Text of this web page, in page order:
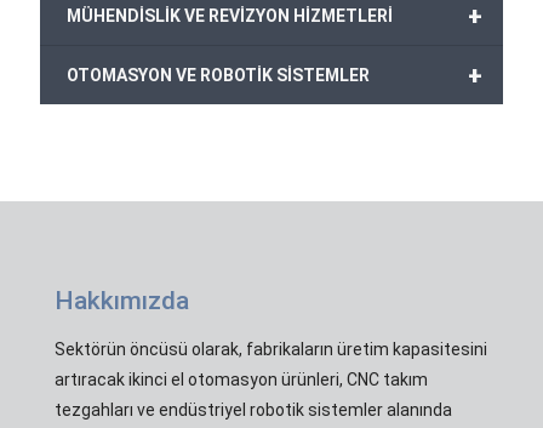
+
MÜHENDİSLİK VE REVİZYON HİZMETLERİ
+
OTOMASYON VE ROBOTİK SİSTEMLER
Hakkımızda
Sektörün öncüsü olarak, fabrikaların üretim kapasitesini
artıracak ikinci el otomasyon ürünleri, CNC takım
tezgahları ve endüstriyel robotik sistemler alanında